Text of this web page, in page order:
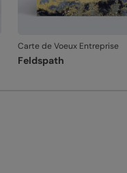
Carte de Voeux Entreprise
Feldspath